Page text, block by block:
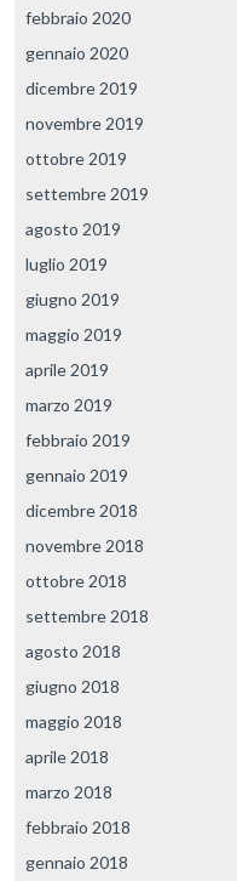
febbraio 2020
gennaio 2020
dicembre 2019
novembre 2019
ottobre 2019
settembre 2019
agosto 2019
luglio 2019
giugno 2019
maggio 2019
aprile 2019
marzo 2019
febbraio 2019
gennaio 2019
dicembre 2018
novembre 2018
ottobre 2018
settembre 2018
agosto 2018
giugno 2018
maggio 2018
aprile 2018
marzo 2018
febbraio 2018
gennaio 2018